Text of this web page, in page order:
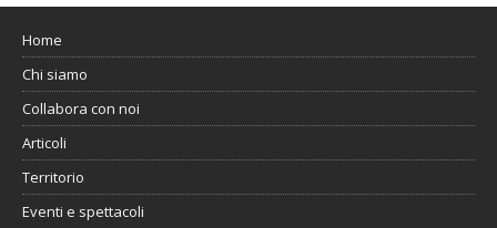
Home
Chi siamo
Collabora con noi
Articoli
Territorio
Eventi e spettacoli